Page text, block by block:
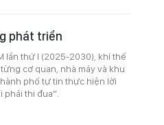
phát triển
lần thứ I (2025-2030), khí thế
cơ quan, nhà máy và khu
phố tự tin thực hiện lời
thi đua”.